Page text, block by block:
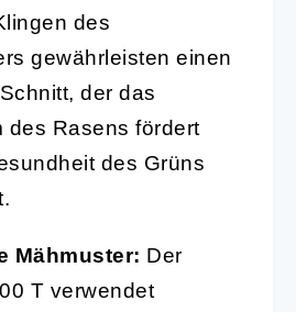
des
gewährleisten einen
der das
des Rasens fördert
des Grüns
Mähmuster: Der
T verwendet